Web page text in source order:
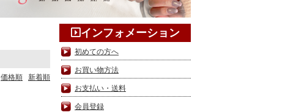
価格順 新着順
インフォメーション
初めての方へ
お買い物方法
お支払い・送料
会員登録